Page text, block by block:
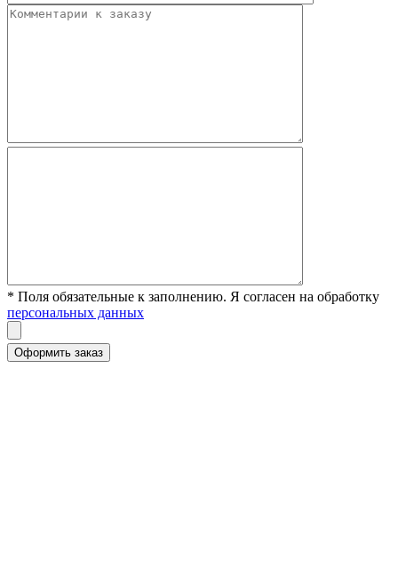
* Поля обязательные к заполнению. Я согласен на обработку
персональных данных